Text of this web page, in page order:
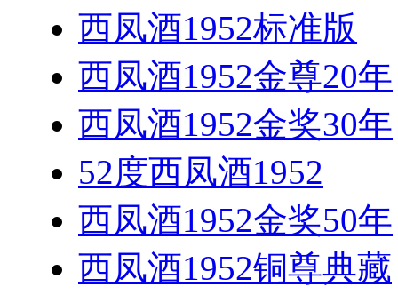
西凤酒1952标准版
西凤酒1952金尊20年
西凤酒1952金奖30年
52度西凤酒1952
西凤酒1952金奖50年
西凤酒1952铜尊典藏